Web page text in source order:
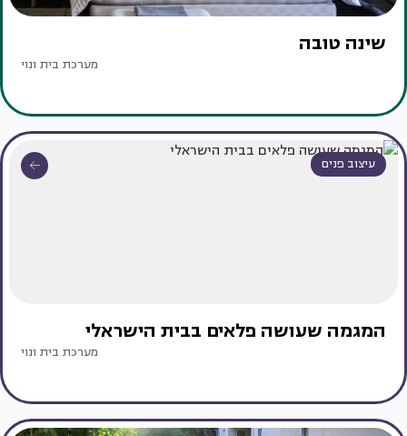
שינה טובה
מערכת בית ונוי
עיצוב פנים
המגמה שעושה פלאים בבית הישראלי
מערכת בית ונוי